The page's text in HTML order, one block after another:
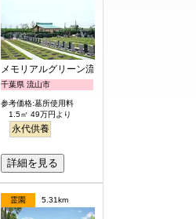
メモリアルグリーン流山聖地
千葉県 流山市
参考価格:墓所使用料
1.5㎡ 49万円より
永代供養
詳細を見る
霊園 5.31km